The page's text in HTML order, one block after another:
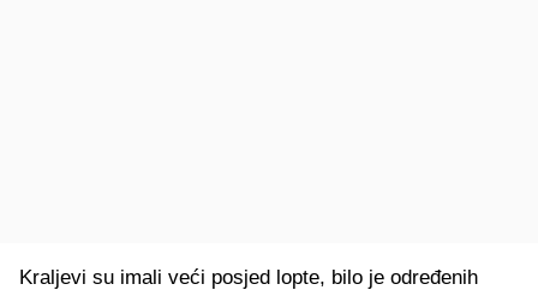
Kraljevi su imali veći posjed lopte, bilo je određenih